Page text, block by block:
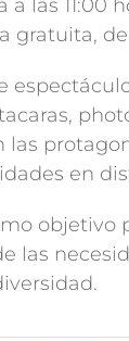
a las 11:00
gratuita,
p
las
en
objetivo
las